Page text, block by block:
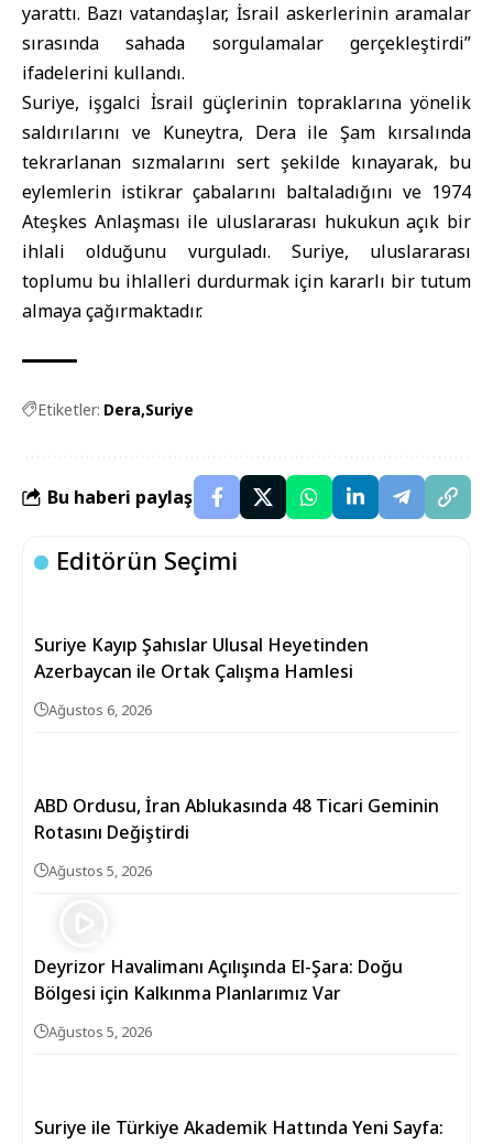
yarattı. Bazı vatandaşlar, İsrail askerlerinin aramalar
sırasında sahada sorgulamalar gerçekleştirdi”
ifadelerini kullandı.
Suriye, işgalci İsrail güçlerinin topraklarına yönelik
saldırılarını ve Kuneytra, Dera ile Şam kırsalında
tekrarlanan sızmalarını sert şekilde kınayarak, bu
eylemlerin istikrar çabalarını baltaladığını ve 1974
Ateşkes Anlaşması ile uluslararası hukukun açık bir
ihlali olduğunu vurguladı. Suriye, uluslararası
toplumu bu ihlalleri durdurmak için kararlı bir tutum
almaya çağırmaktadır.
Etiketler: Dera Suriye
Bu haberi paylaş
Editörün Seçimi
Suriye Kayıp Şahıslar Ulusal Heyetinden
Azerbaycan ile Ortak Çalışma Hamlesi
Ağustos 6, 2026
ABD Ordusu, İran Ablukasında 48 Ticari Geminin
Rotasını Değiştirdi
Ağustos 5, 2026
Deyrizor Havalimanı Açılışında El-Şara: Doğu
Bölgesi için Kalkınma Planlarımız Var
Ağustos 5, 2026
Suriye ile Türkiye Akademik Hattında Yeni Sayfa: